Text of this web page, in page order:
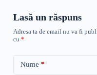
Lasă un răspuns
Adresa ta de email nu va fi
cu *
Nume *